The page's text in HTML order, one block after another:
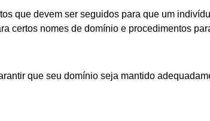
que devem ser seguidos para que um
certos nomes de domínio e procedimentos
que seu domínio seja mantido